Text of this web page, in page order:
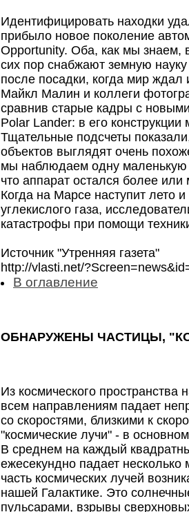
Идентифицировать находки
прибыло новое поколение
Opportunity. Оба, как мы знаем,
сих пор снабжают земную
после посадки, когда мир ждал
Майкл Малин и коллеги
сравнив старые кадры с
Polar Lander: в его
Тщательные подсчеты
объектов выглядят очень
мы наблюдаем одну маленькую
что аппарат остался более
Когда на Марсе наступит лето
углекислого газа,
катастрофы при помощи
Источник "Утренняя газета"
http://vlasti.net/
В оглавление
ОБНАРУЖЕНЫ ЧАСТИЦЫ,
Из космического
всем направлениям падает
со скоростями, близкими к
"космические лучи" - в
В среднем на каждый
ежесекундно падает
часть космических лучей
нашей Галактике. Это
пульсарами, взрывы